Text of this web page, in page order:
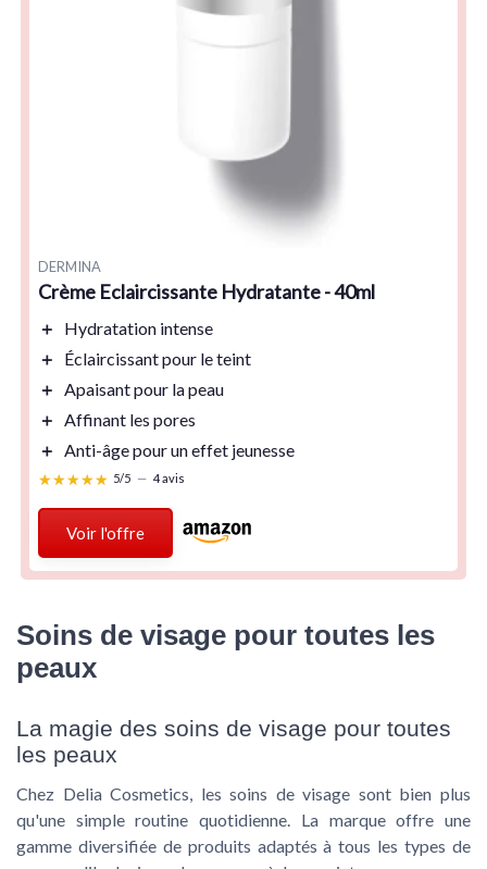
DERMINA
Crème Eclaircissante Hydratante - 40ml
＋ Hydratation intense
＋
Éclaircissantpour le teint
＋ Apaisantpour la peau
＋ Affinant les pores
＋ Anti-âgepour un effet jeunesse
★★★★★
★★★★★ 5/5 — 4 avis
Voir l'offre
Soins de visage pour toutes les
peaux
La magie des soins de visage pour toutes
les peaux
Chez Delia Cosmetics, les soins de visage sont bien plus
qu'une simple routine quotidienne. La marque offre une
gamme diversifiée de produits adaptés à tous les types de